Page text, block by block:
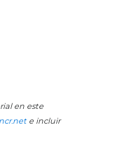
en este
e incluir